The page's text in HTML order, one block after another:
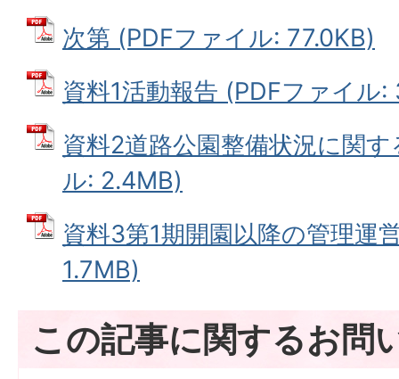
次第 (PDFファイル: 77.0KB)
資料1活動報告 (PDFファイル:
資料2道路公園整備状況に関
ル: 2.4MB)
資料3第1期開園以降の管理運
1.7MB)
この記事に関するお問